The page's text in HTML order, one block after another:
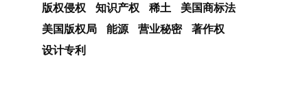
版权侵权
知识产权 稀土
美国商标法
美国版权局
能源 营业秘密
著作权
设计专利